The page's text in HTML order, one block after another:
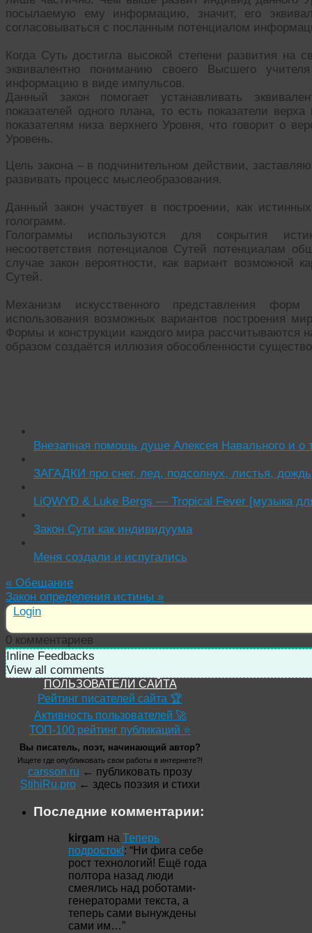
посылаемую ему информацию, значит, его
согласовываться с посланным потенциалом
Когда Суть достигла высокой степени развития на
эквивалентно пониманию своего Высшего
информацию в виде импульсов.
Данный закон помогает устанавливать
показателей одного плана, то есть показатели
показателям низа верхнего Уровня, что говорит о
Уровень.
Цель закона – в подчинительном действии,
развивать процесс мыслеобразования.
Данный закон участвует в построении, как
голограмм.
Голограммы используются для сокрытия
несоответствия потенциалов Сутей потенциалам
случае закон вероятности, как вариант возможной
Сутей.
Механизм искусственного представления
использования возможных вариантов построения
Формы и конструкции каждого мира рассчитываются
образом создаётся иллюзия обособленности
Внезапная помощь душе Алексея Навального и
ЗАГАДКИ про снег, лед, подсолнух, листья,
LiQWYD & Luke Bergs — Tropical Fever [музыка
Закон Сути как индивидуума
Меня создали и испугались
« Обещание
Закон определения истины »
Login
0 комментариев
Inline Feedbacks
View all comments
ПОЛЬЗОВАТЕЛИ САЙТА
Рейтинг писателей сайта 🏆
Активность пользователей 🚀
ТОП-100 рейтинг публикаций ⭐
Вы писатель, поэт, начинающий автор?
Ищете где опубликовать свои работы в интернете?!
carsson.ru ← публиковать прозу
StihiRu.pro ← здесь поэзия и стихи
Последние комментарии:
kirgam на Теперь
подросток!: “Ни фига себе
рост технологий! Ещё года
полтора назад люди
смеялись над роботами-
генераторами текста, а
теперь сами вынуждены
сами им…”